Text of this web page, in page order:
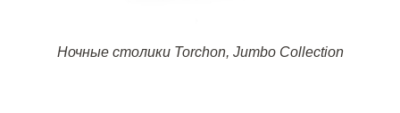
Ночные столики Torchon, Jumbo Collection